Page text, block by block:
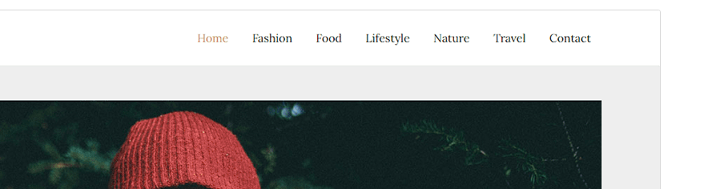
PHP version
Theme homepage